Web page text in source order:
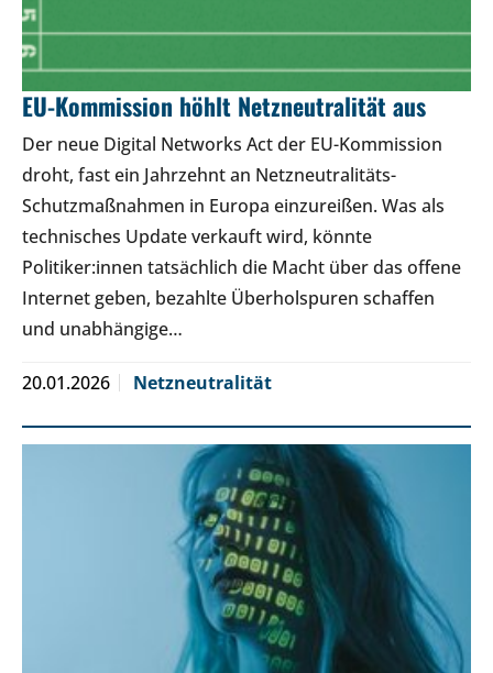
EU-Kommission höhlt Netzneutralität aus
Der neue Digital Networks Act der EU-Kommission
droht, fast ein Jahrzehnt an Netzneutralitäts-
Schutzmaßnahmen in Europa einzureißen. Was als
technisches Update verkauft wird, könnte
Politiker:innen tatsächlich die Macht über das offene
Internet geben, bezahlte Überholspuren schaffen
und unabhängige…
20.01.2026 Netzneutralität